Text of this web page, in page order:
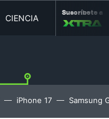
CIENCIA MOVILIDAD
Suscríbete a
iPhone 17 Samsung